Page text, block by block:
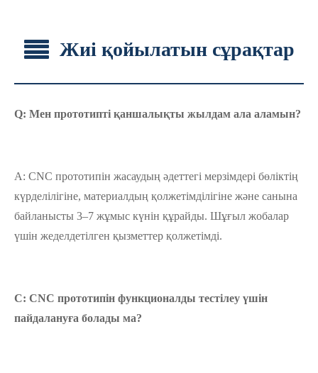
Жиі қойылатын сұрақтар
Q: Мен прототипті қаншалықты жылдам ала аламын?
A: CNC прототипін жасаудың әдеттегі мерзімдері бөліктің
күрделілігіне, материалдың қолжетімділігіне және санына
байланысты 3–7 жұмыс күнін құрайды. Шұғыл жобалар
үшін жеделдетілген қызметтер қолжетімді.
С: CNC прототипін функционалды тестілеу үшін
пайдалануға болады ма?